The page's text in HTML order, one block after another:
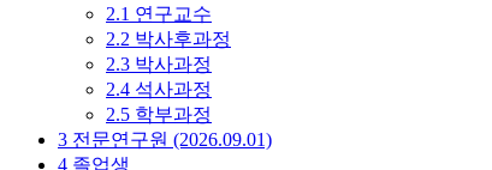
2.1 연구교수
2.2 박사후과정
2.3 박사과정
2.4 석사과정
2.5 학부과정
3 전문연구원 (2026.09.01)
4 졸업생